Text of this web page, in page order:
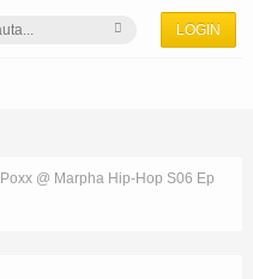
LOGIN
Poxx @ Marpha Hip-Hop S06 Ep